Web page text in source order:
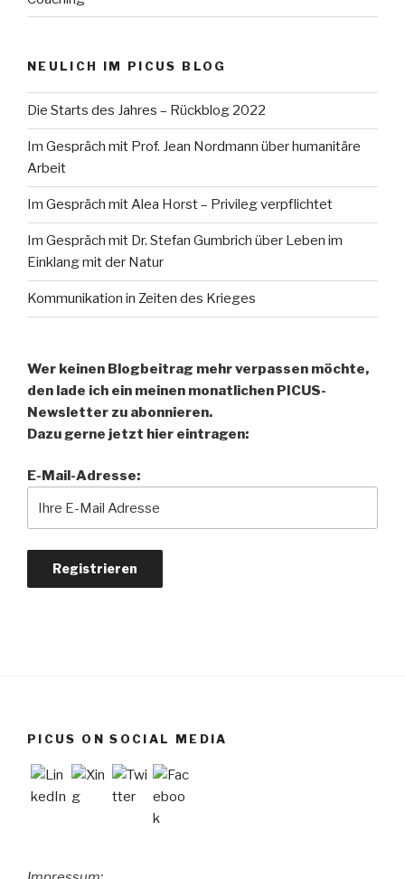
NEULICH IM PICUS BLOG
Die Starts des Jahres – Rückblog 2022
Im Gespräch mit Prof. Jean Nordmann über humanitäre
Arbeit
Im Gespräch mit Alea Horst – Privileg verpflichtet
Im Gespräch mit Dr. Stefan Gumbrich über Leben im
Einklang mit der Natur
Kommunikation in Zeiten des Krieges
Wer keinen Blogbeitrag mehr verpassen möchte,
den lade ich ein meinen monatlichen PICUS-
Newsletter zu abonnieren.
Dazu gerne jetzt hier eintragen:
E-Mail-Adresse:
PICUS ON SOCIAL MEDIA